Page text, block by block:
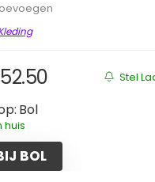
Stel
52.50Huidige
Bol
huis
BOL